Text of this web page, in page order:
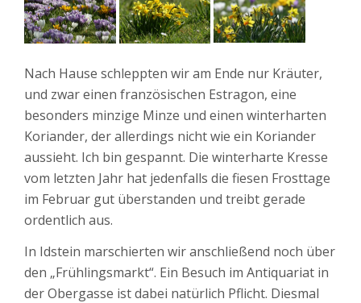
Nach Hause schleppten wir am Ende nur Kräuter,
und zwar einen französischen Estragon, eine
besonders minzige Minze und einen winterharten
Koriander, der allerdings nicht wie ein Koriander
aussieht. Ich bin gespannt. Die winterharte Kresse
vom letzten Jahr hat jedenfalls die fiesen Frosttage
im Februar gut überstanden und treibt gerade
ordentlich aus.
In Idstein marschierten wir anschließend noch über
den „Frühlingsmarkt“. Ein Besuch im Antiquariat in
der Obergasse ist dabei natürlich Pflicht. Diesmal